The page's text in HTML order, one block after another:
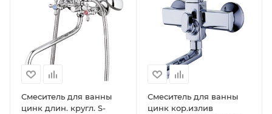
Смеситель для ванны
цинк длин. кругл. S-
Смеситель для ванны
цинк кор.излив